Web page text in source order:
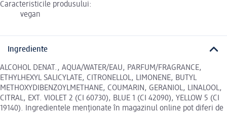
Caracteristicile produsului:
vegan
Ingrediente
ALCOHOL DENAT., AQUA/WATER/EAU, PARFUM/FRAGRANCE,
ETHYLHEXYL SALICYLATE, CITRONELLOL, LIMONENE, BUTYL
METHOXYDIBENZOYLMETHANE, COUMARIN, GERANIOL, LINALOOL,
CITRAL, EXT. VIOLET 2 (CI 60730), BLUE 1 (CI 42090), YELLOW 5 (CI
19140). Ingredientele menționate în magazinul online pot diferi de